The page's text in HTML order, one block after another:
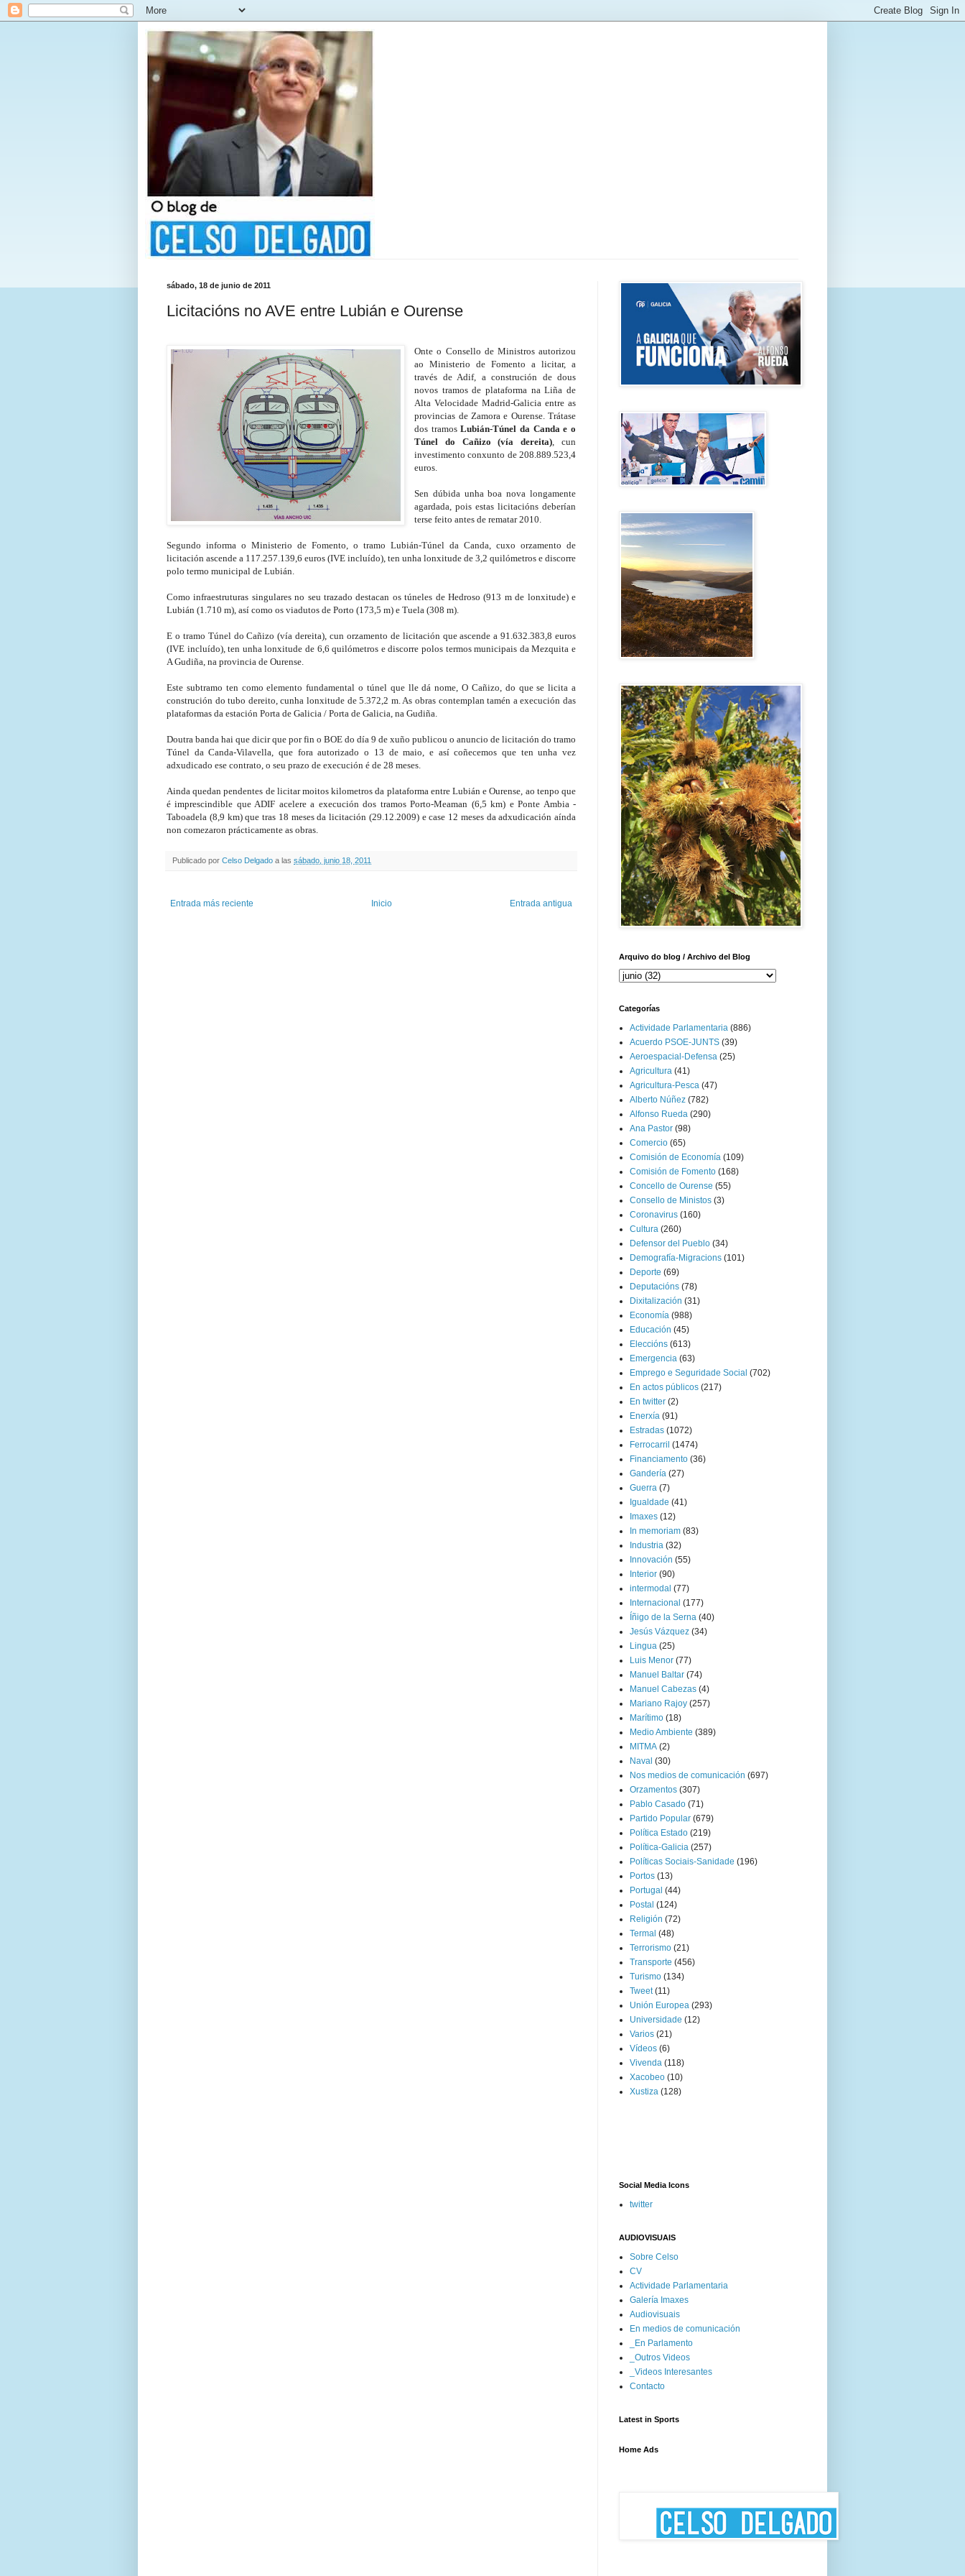
sábado, 18 de junio de 2011
Licitacións no AVE entre Lubián e Ourense
Onte o Consello de Ministros autorizou
ao Ministerio de Fomento a licitar, a
través de Adif, a construción de dous
novos tramos de plataforma na Liña de
Alta Velocidade Madrid-Galicia entre as
provincias de Zamora e Ourense. Trátase
dos tramosLubián-Túnel da Canda e o
Túnel do Cañizo (vía dereita) , cun
investimento conxunto de 208.889.523,4
euros.
Sen dúbida unha boa nova longamente
agardada, pois estas licitacións deberían
terse feito antes de rematar 2010.
Segundo informa o Ministerio de Fomento, o tramo Lubián-Túnel da Canda, cuxo orzamento de
licitación ascende a 117.257.139,6 euros (IVE incluído), ten unha lonxitude de 3,2 quilómetros e discorre
polo termo municipal de Lubián.
Como infraestruturas singulares no seu trazado destacan os túneles de Hedroso (913 m de lonxitude) e
Lubián (1.710 m), así como os viadutos de Porto (173,5 m) e Tuela (308 m).
E o tramo Túnel do Cañizo (vía dereita), cun orzamento de licitación que ascende a 91.632.383,8 euros
(IVE incluído), ten unha lonxitude de 6,6 quilómetros e discorre polos termos municipais da Mezquita e
A Gudiña, na provincia de Ourense.
Este subtramo ten como elemento fundamental o túnel que lle dá nome, O Cañizo, do que se licita a
construción do tubo dereito, cunha lonxitude de 5.372,2 m. As obras contemplan tamén a execución das
plataformas da estación Porta de Galicia / Porta de Galicia, na Gudiña.
Doutra banda hai que dicir que por fin o BOE do día 9 de xuño publicou o anuncio de licitación do tramo
Túnel da Canda-Vilavella, que fora autorizado o 13 de maio, e así coñecemos que ten unha vez
adxudicado ese contrato, o seu prazo de execución é de 28 meses.
Ainda quedan pendentes de licitar moitos kilometros da plataforma entre Lubián e Ourense, ao tenpo que
é imprescindible que ADIF acelere a execución dos tramos Porto-Meaman (6,5 km) e Ponte Ambia -
Taboadela (8,9 km) que tras 18 meses da licitación (29.12.2009) e case 12 meses da adxudicación aínda
non comezaron prácticamente as obras.
Publicado por Celso Delgado a las sábado, junio 18, 2011
Entrada más reciente Entrada antigua
Inicio
Arquivo do blog / Archivo del Blog
Categorías
Actividade Parlamentaria (886)
Acuerdo PSOE-JUNTS (39)
Aeroespacial-Defensa (25)
Agricultura (41)
Agricultura-Pesca (47)
Alberto Núñez (782)
Alfonso Rueda (290)
Ana Pastor (98)
Comercio (65)
Comisión de Economía (109)
Comisión de Fomento (168)
Concello de Ourense (55)
Consello de Ministos (3)
Coronavirus (160)
Cultura (260)
Defensor del Pueblo (34)
Demografía-Migracions (101)
Deporte (69)
Deputacións (78)
Dixitalización (31)
Economía (988)
Educación (45)
Eleccións (613)
Emergencia (63)
Emprego e Seguridade Social (702)
En actos públicos (217)
En twitter (2)
Enerxía (91)
Estradas (1072)
Ferrocarril (1474)
Financiamento (36)
Gandería (27)
Guerra (7)
Igualdade (41)
Imaxes (12)
In memoriam (83)
Industria (32)
Innovación (55)
Interior (90)
intermodal (77)
Internacional (177)
Íñigo de la Serna (40)
Jesús Vázquez (34)
Lingua (25)
Luis Menor (77)
Manuel Baltar (74)
Manuel Cabezas (4)
Mariano Rajoy (257)
Marítimo (18)
Medio Ambiente (389)
MITMA (2)
Naval (30)
Nos medios de comunicación (697)
Orzamentos (307)
Pablo Casado (71)
Partido Popular (679)
Política Estado (219)
Política-Galicia (257)
Políticas Sociais-Sanidade (196)
Portos (13)
Portugal (44)
Postal (124)
Religión (72)
Termal (48)
Terrorismo (21)
Transporte (456)
Turismo (134)
Tweet (11)
Unión Europea (293)
Universidade (12)
Varios (21)
Vídeos (6)
Vivenda (118)
Xacobeo (10)
Xustiza (128)
Social Media Icons
twitter
AUDIOVISUAIS
Sobre Celso
CV
Actividade Parlamentaria
Galería Imaxes
Audiovisuais
En medios de comunicación
_En Parlamento
_Outros Videos
_Videos Interesantes
Contacto
Latest in Sports
Home Ads